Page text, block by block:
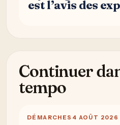
est l’avis des
Continuer
tempo
DÉMARCHES 4 AOÛT 2026